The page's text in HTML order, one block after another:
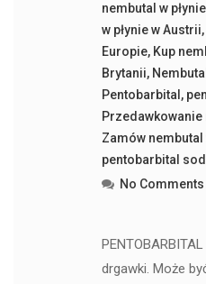
nembutal w
w płynie w Austrii,
Europie, Kup
Brytanii,
Pentobarbital ,
Przedawkowanie
Zamów nembutal
pentobarbital
No Comments
drgawki. Może